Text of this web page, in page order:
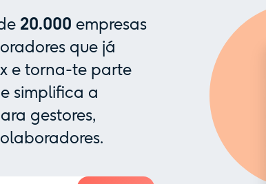
20.000 empresas
que já
e torna-te parte
simplifica a
gestores,